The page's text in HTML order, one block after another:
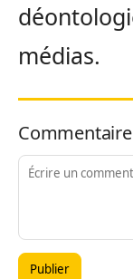
médias.
Publier